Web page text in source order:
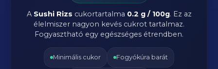
A Sushi Rizs cukortartalma 0.2 g / 100g. Ez az
élelmiszer nagyon kevés cukrot tartalmaz.
Fogyasztható egy egészséges étrendben.
Minimális cukor Fogyókúra barát